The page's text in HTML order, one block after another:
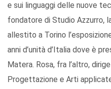
e sui linguaggi delle nuove
fondatore di Studio Azzurro,
allestito a Torino
anni d’unità d’Italia dove è
Matera. Rosa, fra l’altro,
Progettazione e Arti